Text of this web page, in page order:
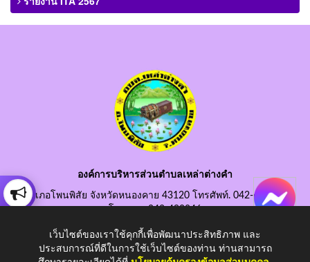
องค์การบริหารส่วนตำบลเหล่าต่างคำ
อำเภอโพนพิสัย จังหวัดหนองคาย 43120 โทรศัพท์. 042-490845
โทรสาร. 042-490846
อีเมลกลาง. saraban@laotangkham.go.th
เว็บไซต์ของเราใช้คุกกี้เพื่อพัฒนาประสิทธิภาพ และ
ประสบการณ์ที่ดีในการใช้เว็บไซต์ของท่าน ท่านสามารถ